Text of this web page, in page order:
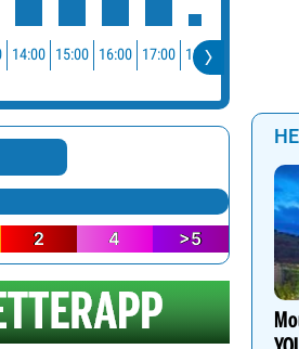
14:00 15:00 16:00 17:00 18:00
2 4 >5